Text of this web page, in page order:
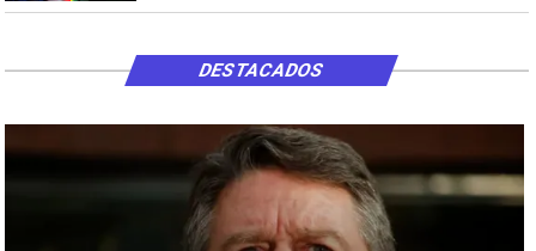
DESTACADOS